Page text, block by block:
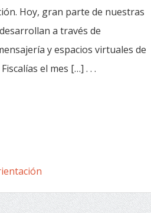
Hoy, gran parte de nuestras
a través de
y espacios virtuales de
el mes […] . . .